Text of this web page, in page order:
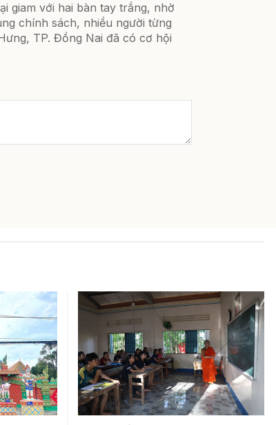
giam với hai bàn tay trắng, nhờ
chính sách, nhiều người từng
TP. Đồng Nai đã có cơ hội